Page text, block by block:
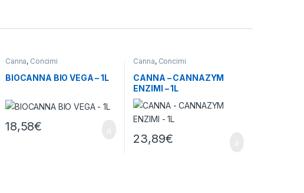
Canna, Concimi
BIOCANNA BIO VEGA – 1L
18,58€
Canna, Concimi
CANNA – CANNAZYM
ENZIMI – 1L
23,89€